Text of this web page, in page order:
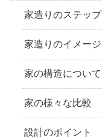
家造りのステップ
家造りのイメージ
家の構造について
家の様々な比較
設計のポイント